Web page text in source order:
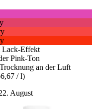
Lack-Effekt
Pink-Ton
an der Luft
/ l)
August